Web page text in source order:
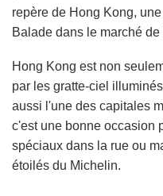
repère de Hong Kong,
Balade dans le marché de
Hong Kong est non
par les gratte-ciel
aussi l'une des capitales
c'est une bonne occasion
spéciaux dans la rue ou
étoilés du Michelin.